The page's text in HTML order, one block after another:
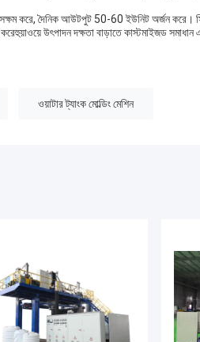
করে, দৈনিক আউটপুট 50-60 ইউনিট অর্জন করে।
উৎপাদন দক্ষতা বাড়াতে কাস্টমাইজড সমাধান
ওয়াটার ট্যাংক মোল্ডিং মেশিন